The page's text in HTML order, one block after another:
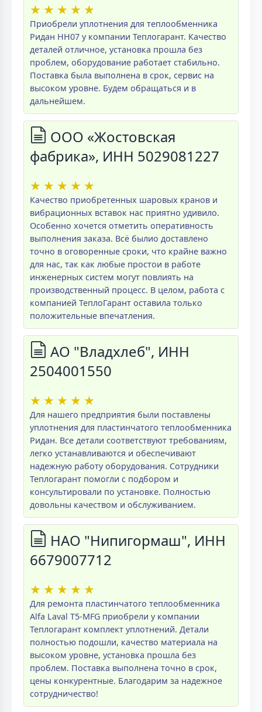
★ ★ ★ ★ ★
Приобрели уплотнения для теплообменника
Ридан НН07 у компании Теплогарант. Качество
деталей отличное, установка прошла без
проблем, оборудование работает стабильно.
Поставка была выполнена в срок, сервис на
высоком уровне. Будем обращаться и в
дальнейшем.
ООО «Жостовская
фабрика», ИНН 5029081227
★ ★ ★ ★ ★
Качество приобретенных шаровых кранов и
вибрационных вставок нас приятно удивило.
Особенно хочется отметить оперативность
выполнения заказа. Всё былио доставлено
точно в оговоренные сроки, что крайне важно
для нас, так как любые простои в работе
инженерных систем могут повлиять на
производственный процесс. В целом, работа с
компанией ТеплоГарант оставила только
положительные впечатления.
АО "Владхлеб", ИНН
2504001550
★ ★ ★ ★ ★
Для нашего предприятия были поставлены
уплотнения для пластинчатого теплообменника
Ридан. Все детали соответствуют требованиям,
легко устанавливаются и обеспечивают
надежную работу оборудования. Сотрудники
Теплогарант помогли с подбором и
консультировали по установке. Полностью
довольны качеством и обслуживанием.
НАО "Нипигормаш", ИНН
6679007712
★ ★ ★ ★ ★
Для ремонта пластинчатого теплообменника
Alfa Laval T5-MFG приобрели у компании
Теплогарант комплект уплотнений. Детали
полностью подошли, качество материала на
высоком уровне, установка прошла без
проблем. Поставка выполнена точно в срок,
цены конкурентные. Благодарим за надежное
сотрудничество!